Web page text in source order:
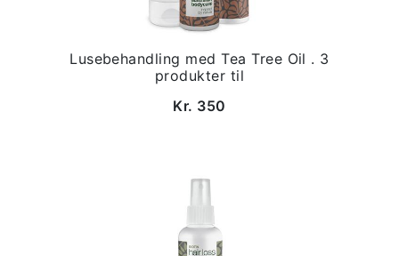
Lusebehandling med Tea Tree Oil . 3
produkter til
Kr. 350